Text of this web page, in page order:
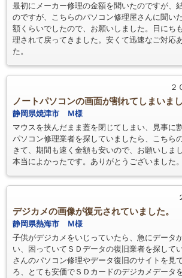
最初にメーカー修理の金額を聞いたのですが、
のですが、こちらのパソコン修理屋さんに聞い
額くらいでしたので、お願いしました。日にち
理されて戻ってきました。安くて迅速なご対応
た。
２
ノートパソコンの画面が割れてしまいまし
静岡県焼津市 Ｍ様
マウスを挟んだまま蓋を閉じてしまい、見事に
パソコン修理業者を探していましたら、こちら
きて、期間も速く金額も安いので、お願いしま
本当によかったです。ありがとうございました。
デジカメの画像が復元されていました。
静岡県熱海市 Ｍ様
子供がデジカメをいじっていたら、急にデータ
い、困っていてＳＤデータの復旧業者を探して
さんのパソコン修理やデータ復旧のサイトを見
ろ、とても安価でＳＤカードのデジカメデータ